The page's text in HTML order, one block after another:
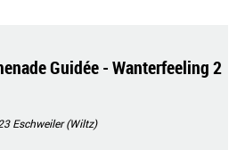
Guidée - Wanterfeeling 2
Eschweiler (Wiltz)